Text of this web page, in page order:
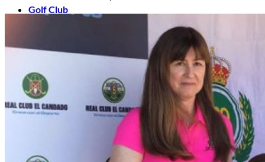
Golf Club
El Campo
Quienes Somos
Membresías
Restaurante
Eventos
Organiza tu evento
Calendario de eventos
Últimas noticias